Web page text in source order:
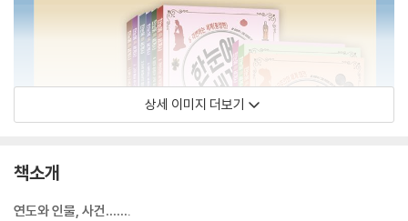
상세 이미지 더보기
책소개
연도와 인물, 사건…….